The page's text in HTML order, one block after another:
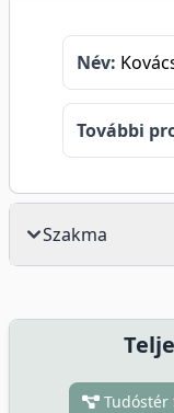
Név:
További
Szakma
Tudóstér